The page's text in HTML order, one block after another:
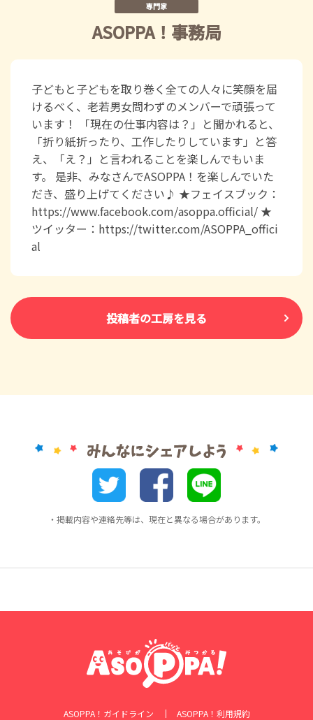
専門家
ASOPPA！事務局
子どもと子どもを取り巻く全ての人々に笑顔を届
けるべく、老若男女問わずのメンバーで頑張って
います！ 「現在の仕事内容は？」と聞かれると、
「折り紙折ったり、工作したりしています」と答
え、「え？」と言われることを楽しんでもいま
す。 是非、みなさんでASOPPA！を楽しんでいた
だき、盛り上げてください♪ ★フェイスブック：
https://www.facebook.com/asoppa.official/ ★
ツイッター：https://twitter.com/ASOPPA_offici
al
投稿者の工房を見る
・掲載内容や連絡先等は、現在と異なる場合があります。
ASOPPA！ガイドライン ASOPPA！利用規約